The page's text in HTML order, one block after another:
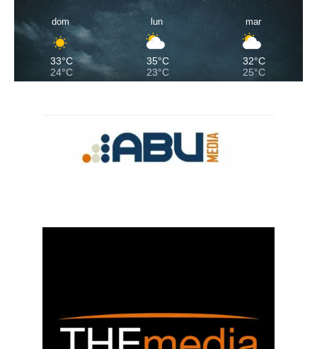
dom
33°C
24°C
lun
35°C
23°C
mar
32°C
25°C